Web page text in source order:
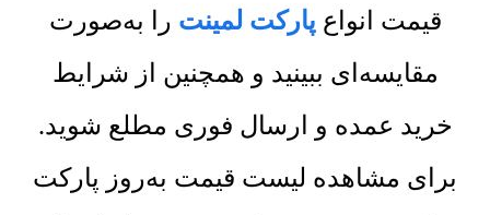
قیمت انواع پارکت لمینت را به‌صورت
مقایسه‌ای ببینید و همچنین از شرایط
خرید عمده و ارسال فوری مطلع شوید.
برای مشاهده لیست قیمت به‌روز پارکت